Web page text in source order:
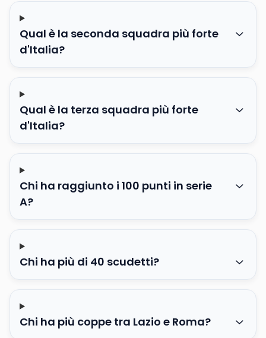
Qual è la seconda squadra più forte
d'Italia?
Qual è la terza squadra più forte
d'Italia?
Chi ha raggiunto i 100 punti in serie
A?
Chi ha più di 40 scudetti?
Chi ha più coppe tra Lazio e Roma?